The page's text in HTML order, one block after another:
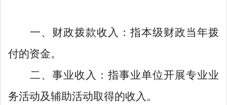
一、财政拨款收入：指本级财政当年拨
付的资金。
二、事业收入：指事业单位开展专业业
务活动及辅助活动取得的收入。